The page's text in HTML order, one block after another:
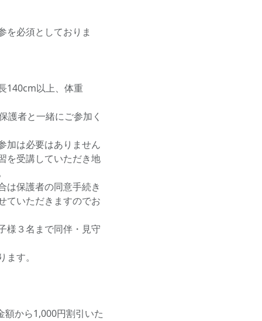
を必須としておりま
140cm以上、体重
護者と一緒にご参加く
加は必要はありません
を受講していただき地
は保護者の同意手続き
ていただきますのでお
様３名まで同伴・見守
す。
から1,000円割引いた